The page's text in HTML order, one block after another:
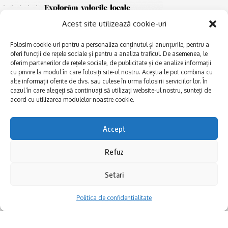
Acest site utilizează cookie-uri
Folosim cookie-uri pentru a personaliza conținutul și anunțurile, pentru a
oferi funcții de rețele sociale și pentru a analiza traficul. De asemenea, le
oferim partenerilor de rețele sociale, de publicitate și de analize informații
cu privire la modul în care folosiți site-ul nostru. Aceștia le pot combina cu
alte informații oferite de dvs. sau culese în urma folosirii serviciilor lor. În
cazul în care alegeți să continuați să utilizați website-ul nostru, sunteți de
acord cu utilizarea modulelor noastre cookie.
Accept
Refuz
Setari
Politica de confidentialitate
E xplorăm Dobrogea,
Explorăm valorile locale:
Deltă, Litoral, cele mai mari
lacuri, cele mai vechi orașe,
multe etnii, CELE MAI
Afaceri și meșteșuguri
Actualitate
Istorie și civilizaţie
La Drum cu Ada